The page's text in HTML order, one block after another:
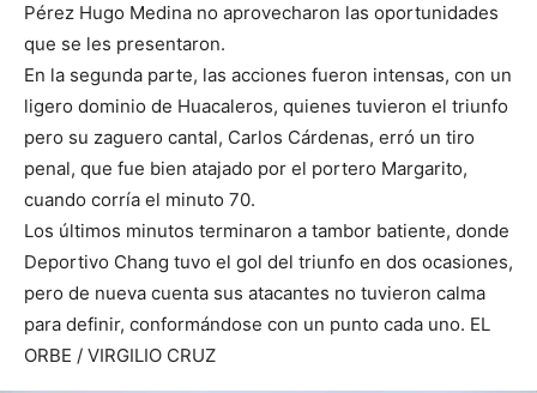
Pérez Hugo Medina no aprovecharon las oportunidades
que se les presentaron.
En la segunda parte, las acciones fueron intensas, con un
ligero dominio de Huacaleros, quienes tuvieron el triunfo
pero su zaguero cantal, Carlos Cárdenas, erró un tiro
penal, que fue bien atajado por el portero Margarito,
cuando corría el minuto 70.
Los últimos minutos terminaron a tambor batiente, donde
Deportivo Chang tuvo el gol del triunfo en dos ocasiones,
pero de nueva cuenta sus atacantes no tuvieron calma
para definir, conformándose con un punto cada uno. EL
ORBE / VIRGILIO CRUZ